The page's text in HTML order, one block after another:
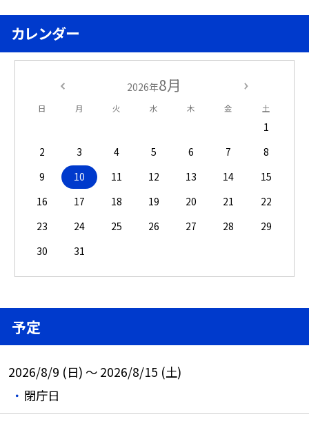
カレンダー
2026年8月
日 月 火 水 木 金 土
1
2
3 4 5 6 7
8
9
10 11 12 13 14
15
16
17 18 19 20 21
22
23
24 25 26 27 28
29
30
31
予定
2026/8/9 (日) ～ 2026/8/15 (土)
閉庁日